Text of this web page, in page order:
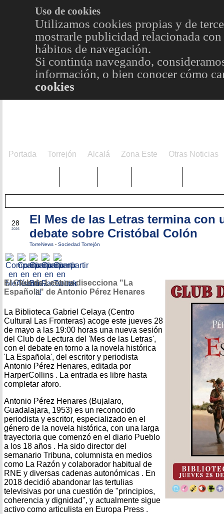
Uso de cookies
Utilizamos cookies propias y de
mostrarle publicidad relacionada
hábitos de navegación.
Si continúa navegando,
información, o bien conocer cómo
cookies
Portada Torrejón Alcalá Zona Este Otras Noticias
28
2026
El Mes de las Letras termina con
debate sobre Cristóbal Colón
TorreNews - Sociedad Torrejón
El Club de Lectura disecciona "La
Española" de Antonio Pérez Henares
La Biblioteca Gabriel Celaya (Centro
Cultural Las Fronteras) acoge este jueves 28
de mayo a las 19:00 horas una nueva sesión
del Club de Lectura del 'Mes de las Letras',
con el debate en torno a la novela histórica
'La Española', del escritor y periodista
Antonio Pérez Henares, editada por
HarperCollins . La entrada es libre hasta
completar aforo.
Antonio Pérez Henares (Bujalaro,
Guadalajara, 1953) es un reconocido
periodista y escritor, especializado en el
género de la novela histórica, con una larga
trayectoria que comenzó en el diario Pueblo
a los 18 años . Ha sido director del
semanario Tribuna, columnista en medios
como La Razón y colaborador habitual de
RNE y diversas cadenas autonómicas . En
2018 decidió abandonar las tertulias
televisivas por una cuestión de "principios,
coherencia y dignidad", y actualmente sigue
activo como articulista en Europa Press .